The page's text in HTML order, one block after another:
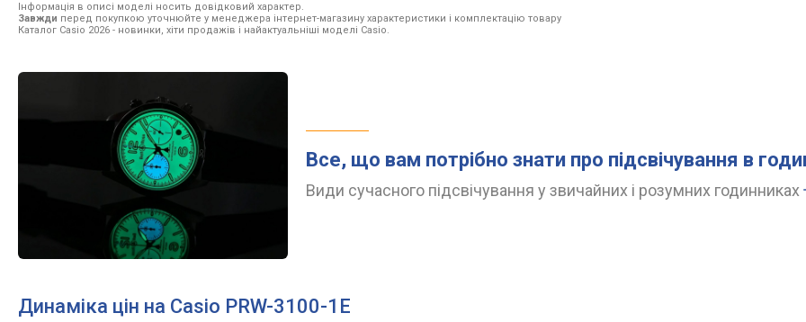
Інформація в описі моделі носить довідковий характер.
Завжди перед покупкою уточнюйте у менеджера інтернет-магазину характеристики і комплектацію товару
Каталог Casio 2026 - новинки, хіти продажів і найактуальніші моделі Casio.
Все, що вам потрібно знати про підсвічування в
Види сучасного підсвічування у звичайних і розумних годинниках
Динаміка цін на Casio PRW-3100-1E